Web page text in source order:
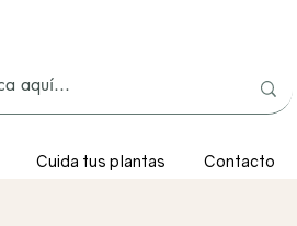
Cuida tus plantas Contacto